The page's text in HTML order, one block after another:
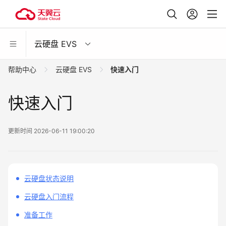
云硬盘 EVS
帮助中心 云硬盘 EVS 快速入门
快速入门
更新时间 2026-06-11 19:00:20
云硬盘状态说明
云硬盘入门流程
准备工作